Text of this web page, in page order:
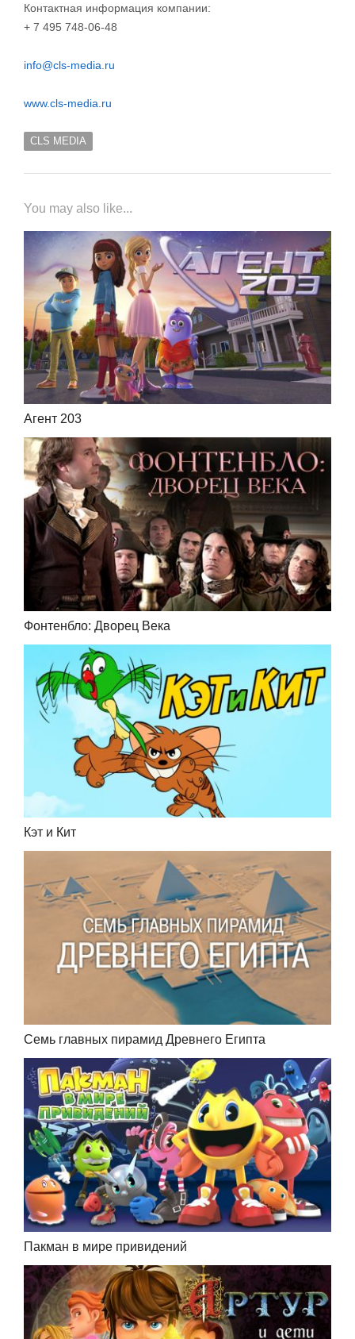
Контактная информация компании:
+ 7 495 748-06-48
info@cls-media.ru
www.cls-media.ru
CLS MEDIA
You may also like...
Агент 203
Фонтенбло: Дворец Века
Кэт и Кит
Семь главных пирамид Древнего Египта
Пакман в мире привидений